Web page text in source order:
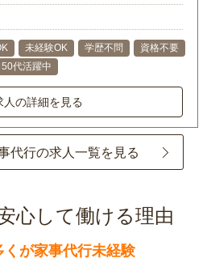
未経験OK 学歴不問
資格不要
代活躍中
人の詳細を見る
代行の求人一覧を見る
心して働ける理由
くが家事代行未経験